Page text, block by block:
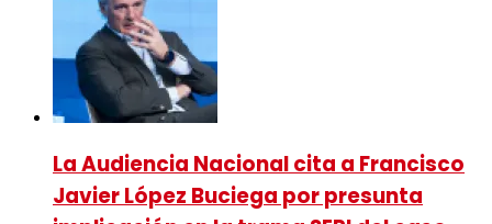
La Audiencia Nacional cita a Francisco
Javier López Buciega por presunta